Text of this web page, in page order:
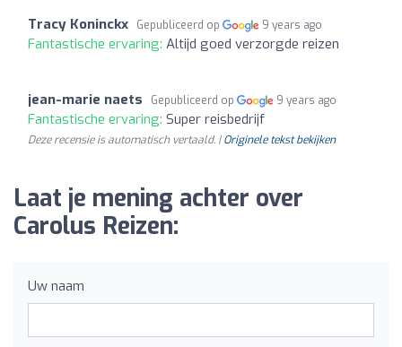
Tracy Koninckx Gepubliceerd op 9 years ago
Fantastische ervaring: Altijd goed verzorgde reizen
jean-marie naets Gepubliceerd op 9 years ago
Fantastische ervaring: Super reisbedrijf
Deze recensie is automatisch vertaald. |Originele tekst bekijken
Laat je mening achter over
Carolus Reizen:
Uw naam